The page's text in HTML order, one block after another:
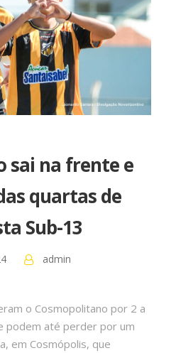
sai na frente e
quartas de
Sub-13
admin
o Cosmopolitano por 2 a
podem até perder por um
em Cosmópolis, que